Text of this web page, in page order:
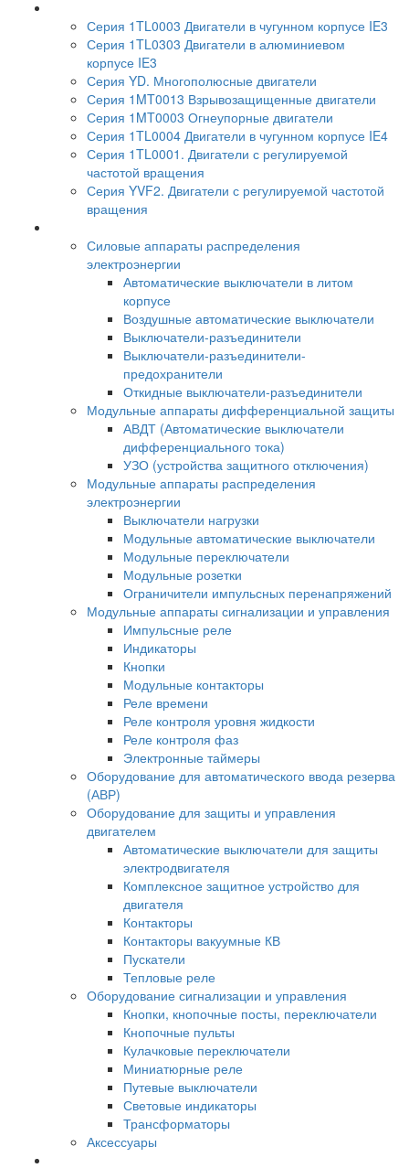
Серия 1TL0003 Двигатели в чугунном корпусе IE3
Серия 1TL0303 Двигатели в алюминиевом
корпусе IE3
Серия YD. Многополюсные двигатели
Серия 1MT0013 Взрывозащищенные двигатели
Серия 1MT0003 Огнеупорные двигатели
Серия 1TL0004 Двигатели в чугунном корпусе IE4
Серия 1TL0001. Двигатели с регулируемой
частотой вращения
Серия YVF2. Двигатели с регулируемой частотой
вращения
Силовые аппараты распределения
электроэнергии
Автоматические выключатели в литом
корпусе
Воздушные автоматические выключатели
Выключатели-разъединители
Выключатели-разъединители-
предохранители
Откидные выключатели-разъединители
Модульные аппараты дифференциальной защиты
АВДТ (Автоматические выключатели
дифференциального тока)
УЗО (устройства защитного отключения)
Модульные аппараты распределения
электроэнергии
Выключатели нагрузки
Модульные автоматические выключатели
Модульные переключатели
Модульные розетки
Ограничители импульсных перенапряжений
Модульные аппараты сигнализации и управления
Импульсные реле
Индикаторы
Кнопки
Модульные контакторы
Реле времени
Реле контроля уровня жидкости
Реле контроля фаз
Электронные таймеры
Оборудование для автоматического ввода резерва
(АВР)
Оборудование для защиты и управления
двигателем
Автоматические выключатели для защиты
электродвигателя
Комплексное защитное устройство для
двигателя
Контакторы
Контакторы вакуумные КВ
Пускатели
Тепловые реле
Оборудование сигнализации и управления
Кнопки, кнопочные посты, переключатели
Кнопочные пульты
Кулачковые переключатели
Миниатюрные реле
Путевые выключатели
Световые индикаторы
Трансформаторы
Аксессуары